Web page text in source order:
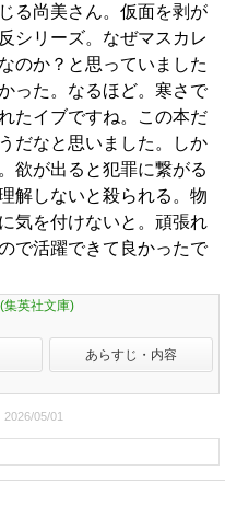
る尚美さん。仮面を剥が
シリーズ。なぜマスカレ
のか？と思っていました
った。なるほど。寒さで
たイブですね。この本だ
だなと思いました。しか
欲が出ると犯罪に繋がる
解しないと殺られる。物
気を付けないと。頑張れ
で活躍できて良かったで
集英社文庫)
あらすじ・内容
2026/05/01